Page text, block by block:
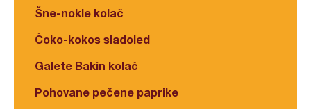
Šne-nokle kolač
Čoko-kokos sladoled
Galete Bakin kolač
Pohovane pečene paprike